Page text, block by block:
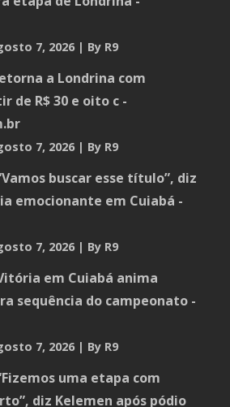
7, 2026 By R9
a Londrina com
de R$ 30 e oito c -
7, 2026 By R9
buscar esse título”, diz
emocionante em Cuiabá -
7, 2026 By R9
em Cuiabá anima
sequência do campeonato -
7, 2026 By R9
uma etapa com
diz Kelemen após pódio